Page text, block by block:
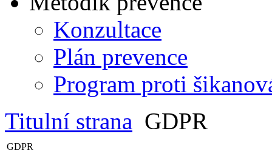
Konzultace
Plán prevence
Program proti
Titulní strana GDPR
GDPR